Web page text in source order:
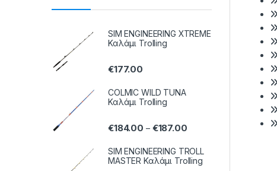
SIM ENGINEERING XTREME
Καλάμι Trolling
€177.00
COLMIC WILD TUNA
Καλάμι Trolling
€184.00 – €187.00
SIM ENGINEERING TROLL
MASTER Καλάμι Trolling